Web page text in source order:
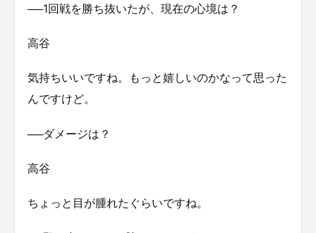
──1回戦を勝ち抜いたが、現在の心境は？
高谷
気持ちいいですね。もっと嬉しいのかなって思った
んですけど。
──ダメージは？
高谷
ちょっと目が腫れたぐらいですね。